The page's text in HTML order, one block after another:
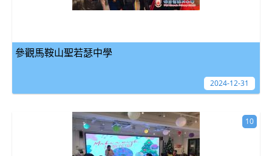
參觀馬鞍山聖若瑟中學
2024-12-31
10